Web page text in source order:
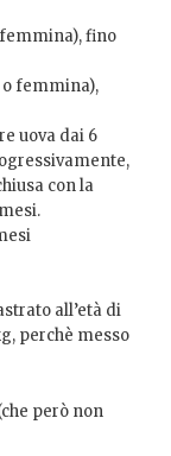
fino
o femmina),
uova dai 6
con la
all’età di
perchè messo
però non